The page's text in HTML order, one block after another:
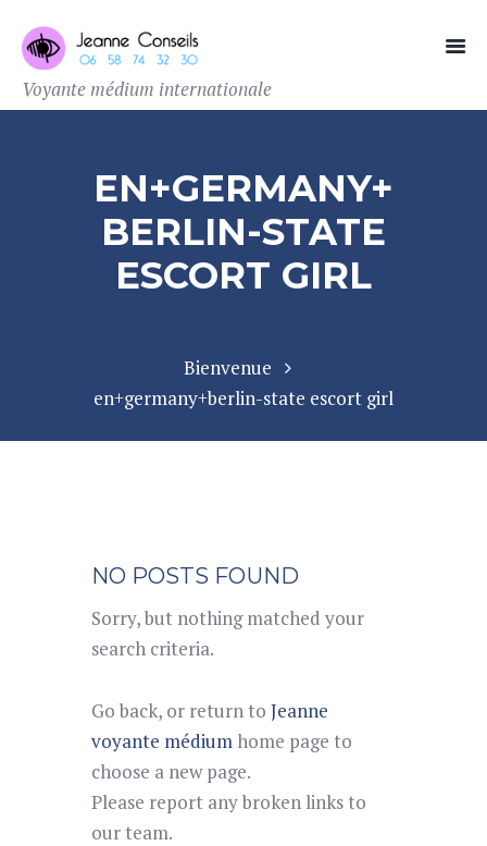
Voyante médium internationale
EN+GERMANY+
BERLIN-STATE
ESCORT GIRL
Bienvenue
en+germany+berlin-state escort girl
NO POSTS FOUND
Sorry, but nothing matched your
search criteria.
Go back, or return to Jeanne
voyante médium home page to
choose a new page.
Please report any broken links to
our team.